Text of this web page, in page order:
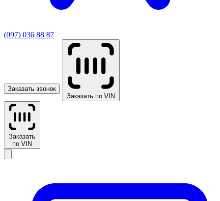
(097) 036 88 87
Заказать звонок
Заказать по VIN
Заказать
по VIN